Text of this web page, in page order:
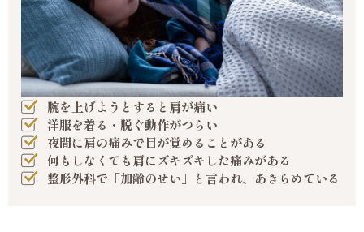
腕を上げようとすると肩が痛い
洋服を着る・脱ぐ動作がつらい
夜間に肩の痛みで目が覚めることがある
何もしなくても肩にズキズキした痛みがある
整形外科で「加齢のせい」と言われ、あきらめている